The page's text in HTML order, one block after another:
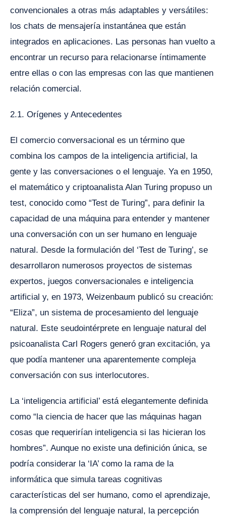
convencionales a otras más adaptables y versátiles:
los chats de mensajería instantánea que están
integrados en aplicaciones. Las personas han vuelto a
encontrar un recurso para relacionarse íntimamente
entre ellas o con las empresas con las que mantienen
relación comercial.
2.1. Orígenes y Antecedentes
El comercio conversacional es un término que
combina los campos de la inteligencia artificial, la
gente y las conversaciones o el lenguaje. Ya en 1950,
el matemático y criptoanalista Alan Turing propuso un
test, conocido como “Test de Turing”, para definir la
capacidad de una máquina para entender y mantener
una conversación con un ser humano en lenguaje
natural. Desde la formulación del ‘Test de Turing’, se
desarrollaron numerosos proyectos de sistemas
expertos, juegos conversacionales e inteligencia
artificial y, en 1973, Weizenbaum publicó su creación:
“Eliza”, un sistema de procesamiento del lenguaje
natural. Este seudointérprete en lenguaje natural del
psicoanalista Carl Rogers generó gran excitación, ya
que podía mantener una aparentemente compleja
conversación con sus interlocutores.
La ‘inteligencia artificial’ está elegantemente definida
como “la ciencia de hacer que las máquinas hagan
cosas que requerirían inteligencia si las hicieran los
hombres”. Aunque no existe una definición única, se
podría considerar la ‘IA’ como la rama de la
informática que simula tareas cognitivas
características del ser humano, como el aprendizaje,
la comprensión del lenguaje natural, la percepción